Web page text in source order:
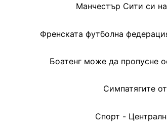
Манчестър Сити си
Френската футболна
Боатенг може да пропусне
Симпатягите
Спорт -